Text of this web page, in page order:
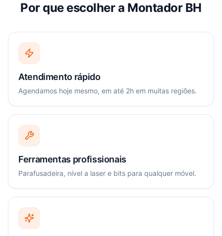
Por que escolher a Montador BH
Atendimento rápido
Agendamos hoje mesmo, em até 2h em muitas regiões.
Ferramentas profissionais
Parafusadeira, nível a laser e bits para qualquer móvel.